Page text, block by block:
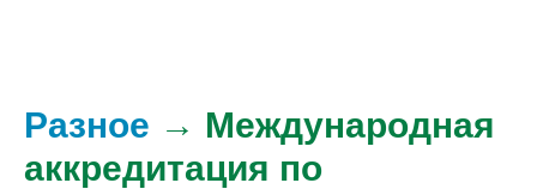
Разное → Международная
аккредитация по